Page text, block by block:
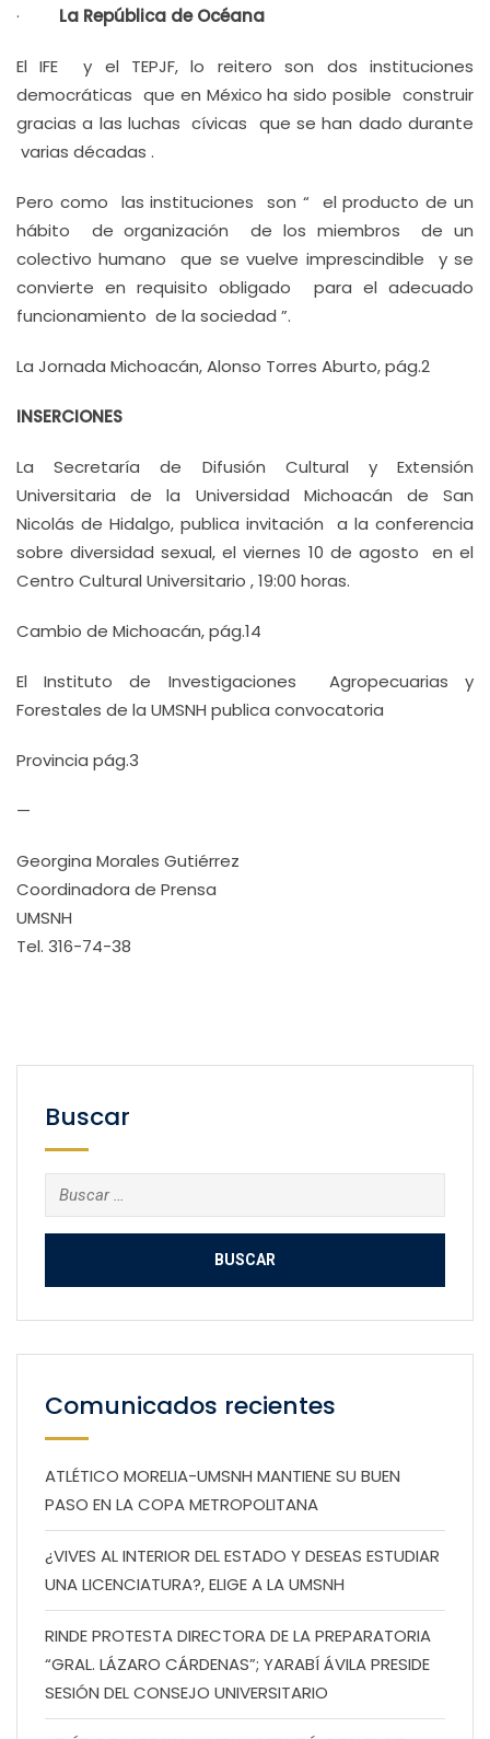
· La República de Océana
El IFE y el TEPJF, lo reitero son dos instituciones
democráticas que en México ha sido posible construir
gracias a las luchas cívicas que se han dado durante
varias décadas .
Pero como las instituciones son “ el producto de un
hábito de organización de los miembros de un
colectivo humano que se vuelve imprescindible y se
convierte en requisito obligado para el adecuado
funcionamiento de la sociedad ”.
La Jornada Michoacán, Alonso Torres Aburto, pág.2
INSERCIONES
La Secretaría de Difusión Cultural y Extensión
Universitaria de la Universidad Michoacán de San
Nicolás de Hidalgo, publica invitación a la conferencia
sobre diversidad sexual, el viernes 10 de agosto en el
Centro Cultural Universitario , 19:00 horas.
Cambio de Michoacán, pág.14
El Instituto de Investigaciones Agropecuarias y
Forestales de la UMSNH publica convocatoria
Provincia pág.3
—
Georgina Morales Gutiérrez
Coordinadora de Prensa
UMSNH
Tel. 316-74-38
Buscar
Buscar:
Comunicados recientes
ATLÉTICO MORELIA-UMSNH MANTIENE SU BUEN
PASO EN LA COPA METROPOLITANA
¿VIVES AL INTERIOR DEL ESTADO Y DESEAS ESTUDIAR
UNA LICENCIATURA?, ELIGE A LA UMSNH
RINDE PROTESTA DIRECTORA DE LA PREPARATORIA
“GRAL. LÁZARO CÁRDENAS”; YARABÍ ÁVILA PRESIDE
SESIÓN DEL CONSEJO UNIVERSITARIO